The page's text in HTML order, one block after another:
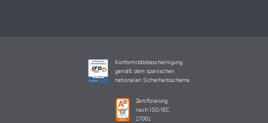
Konformitätsbescheinigung
gemäß dem spanischen
nationalen Sicherheitsschema
Zertifizierung
nach ISO/IEC
27001